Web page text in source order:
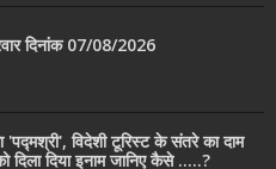
दिनांक 07/08/2026
विदेशी टूरिस्ट के संतरे का दाम
दिया इनाम जानिए कैसे .....?